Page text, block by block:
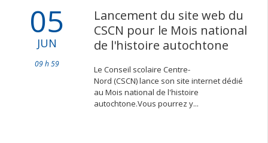
05
JUN
09 h 59
Lancement du site web du
CSCN pour le Mois national
de l'histoire autochtone
Le Conseil scolaire Centre-
Nord (CSCN) lance son site internet dédié
au Mois national de l'histoire
autochtone.Vous pourrez y...